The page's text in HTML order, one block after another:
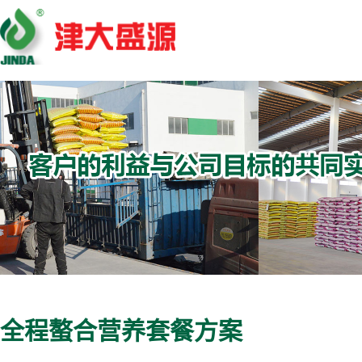
全程螯合营养套餐方案